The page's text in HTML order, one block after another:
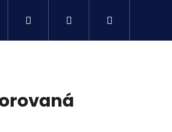
Kontakty Přihlášení